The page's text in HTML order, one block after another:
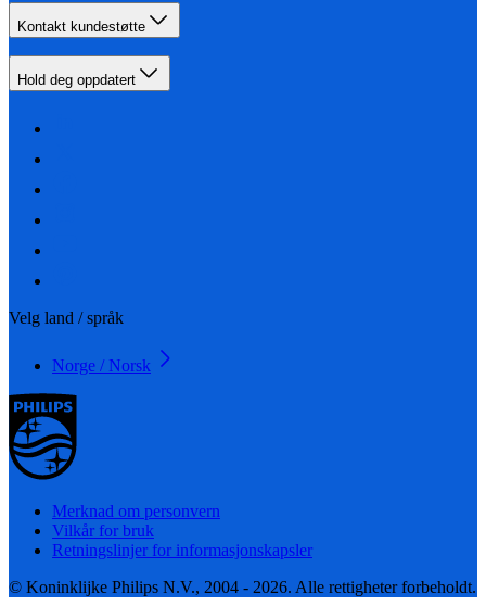
Kontakt kundestøtte
Hold deg oppdatert
Velg land / språk
Norge / Norsk
Merknad om personvern
Vilkår for bruk
Retningslinjer for informasjonskapsler
© Koninklijke Philips N.V., 2004 - 2026. Alle rettigheter forbeholdt.